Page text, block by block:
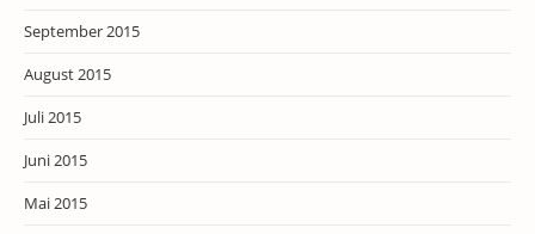
September 2015
August 2015
Juli 2015
Juni 2015
Mai 2015